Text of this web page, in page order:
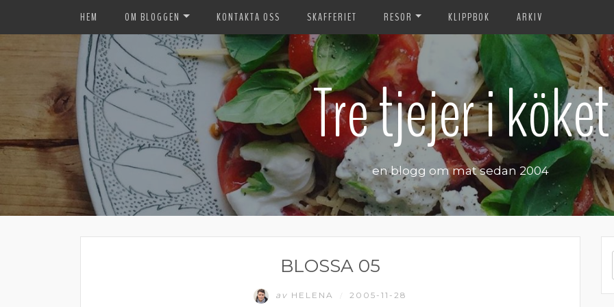
HEM OM BLOGGEN KONTAKTA OSS SKAFFERIET RESOR KLIPPBOK ARKIV
Tre tjejer i köket
en blogg om mat sedan 2004
BLOSSA 05
av HELENA 2005-11-28